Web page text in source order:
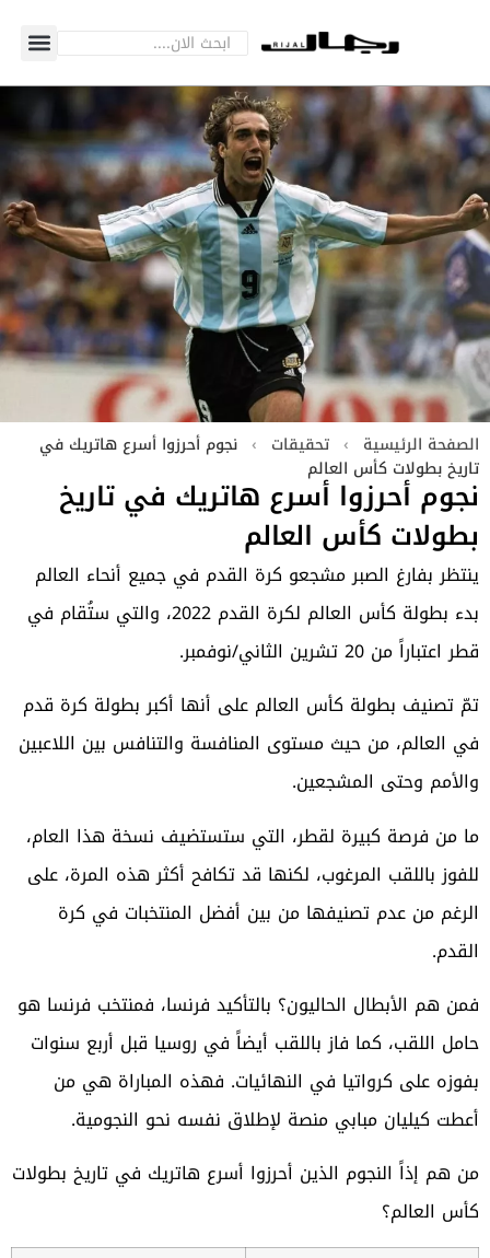
الصفحة الرئيسية › تحقيقات › نجوم أحرزوا أسرع هاتريك في
تاريخ بطولات كأس العالم
نجوم أحرزوا أسرع هاتريك في تاريخ
بطولات كأس العالم
ينتظر بفارغ الصبر مشجعو كرة القدم في جميع أنحاء العالم
بدء بطولة كأس العالم لكرة القدم 2022، والتي ستُقام في
قطر اعتباراً من 20 تشرين الثاني/نوفمبر.
تمّ تصنيف بطولة كأس العالم على أنها أكبر بطولة كرة قدم
في العالم، من حيث مستوى المنافسة والتنافس بين اللاعبين
والأمم وحتى المشجعين.
ما من فرصة كبيرة لقطر، التي ستستضيف نسخة هذا العام،
للفوز باللقب المرغوب، لكنها قد تكافح أكثر هذه المرة، على
الرغم من عدم تصنيفها من بين أفضل المنتخبات في كرة
القدم.
فمن هم الأبطال الحاليون؟ بالتأكيد فرنسا، فمنتخب فرنسا هو
حامل اللقب، كما فاز باللقب أيضاً في روسيا قبل أربع سنوات
بفوزه على كرواتيا في النهائيات. فهذه المباراة هي من
أعطت كيليان مبابي منصة لإطلاق نفسه نحو النجومية.
من هم إذاً النجوم الذين أحرزوا أسرع هاتريك في تاريخ بطولات
كأس العالم؟